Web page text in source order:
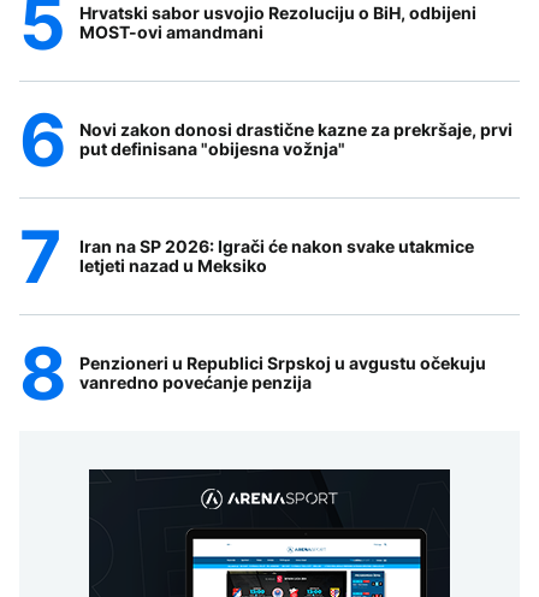
Hrvatski sabor usvojio Rezoluciju o BiH, odbijeni
MOST-ovi amandmani
Novi zakon donosi drastične kazne za prekršaje, prvi
put definisana "obijesna vožnja"
Iran na SP 2026: Igrači će nakon svake utakmice
letjeti nazad u Meksiko
Penzioneri u Republici Srpskoj u avgustu očekuju
vanredno povećanje penzija